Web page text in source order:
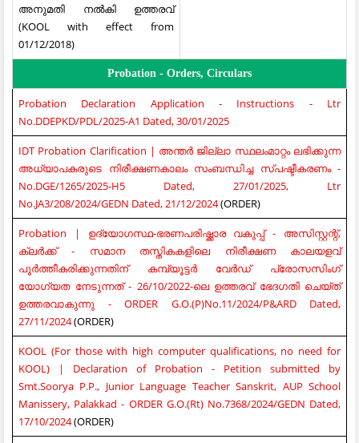
അനുമതി നൽകി ഉത്തരവ്
(KOOL with effect from
01/12/2018)
Probation - Orders, Circulars
Probation Declaration Application - Instructions - Ltr
No.DDEPKD/PDL/2025-A1 Dated, 30/01/2025
IDT Probation Clarification | അന്തർ ജില്ലാ സ്ഥലംമാറ്റം ലഭിക്കുന്ന
അധ്യാപകരുടെ നിരീക്ഷണകാലം സംബന്ധിച്ച സ്പഷ്ടീകരണം -
No.DGE/1265/2025-H5 Dated, 27/01/2025, Ltr
No.JA3/208/2024/GEDN Dated, 21/12/2024(ORDER)
Probation | ഉദ്യോഗസ്ഥ-ഭരണപരിഷ്ക്കാര വകുപ്പ് - അസിസ്റ്റന്റ്,
ക്ലര്‍ക്ക് - സമാന തസ്തികകളിലെ നിരീക്ഷണ കാലയളവ്
പൂര്‍ത്തീകരിക്കുന്നതിന് കമ്പ്യൂട്ടര്‍ വേര്‍ഡ് പ്രോസസിംഗ്
യോഗ്യത നേടുന്നത് - 26/10/2022-ലെ ഉത്തരവ് ഭേദഗതി ചെയ്ത്
ഉത്തരവാകുന്നു - ORDER G.O.(P)No.11/2024/P&ARD Dated,
27/11/2024(ORDER)
KOOL (For those with high computer qualifications, no need for
KOOL) | Declaration of Probation - Petition submitted by
Smt.Soorya P.P., Junior Language Teacher Sanskrit, AUP School
Manissery, Palakkad - ORDER G.O.(Rt) No.7368/2024/GEDN Dated,
17/10/2024(ORDER)